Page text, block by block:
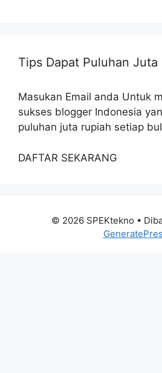
Tips Dapat Puluhan Juta
Masukan Email anda Untuk
sukses blogger Indonesia
puluhan juta rupiah setiap
DAFTAR SEKARANG
© 2026 SPEKtekno •